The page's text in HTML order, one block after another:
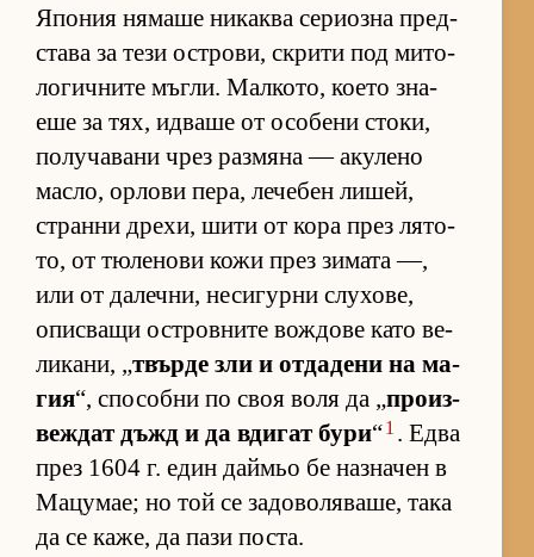
Япо­ния ня­маше ни­каква се­ри­озна пред­
с­тава за тези ос­т­ро­ви, скрити под ми­то­
ло­гич­ните мъг­ли. Мал­ко­то, ко­ето зна­
еше за тях, ид­ваше от осо­бени сто­ки,
по­лу­ча­вани чрез раз­мяна — аку­лено
мас­ло, ор­лови пе­ра, ле­че­бен ли­шей,
странни дре­хи, шити от кора през ля­то­
то, от тю­ле­нови кожи през зи­мата —,
или от да­леч­ни, не­си­гурни слу­хо­ве,
опис­ващи ос­т­ров­ните вож­дове като ве­
ли­ка­ни, „твърде зли и от­да­дени на ма­
гия“, спо­собни по своя воля да „про­из­
веж­дат дъжд и да вди­гат бури“1 . Едва
през 1604 г. един дай­мьо бе наз­на­чен в
Ма­цу­мае; но той се за­до­во­ля­ва­ше, така
да се ка­же, да пази пос­та.